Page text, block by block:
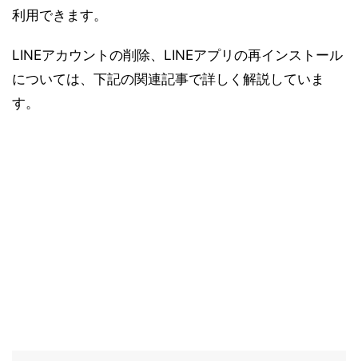
利用できます。
LINEアカウントの削除、LINEアプリの再インストール
については、下記の関連記事で詳しく解説していま
す。